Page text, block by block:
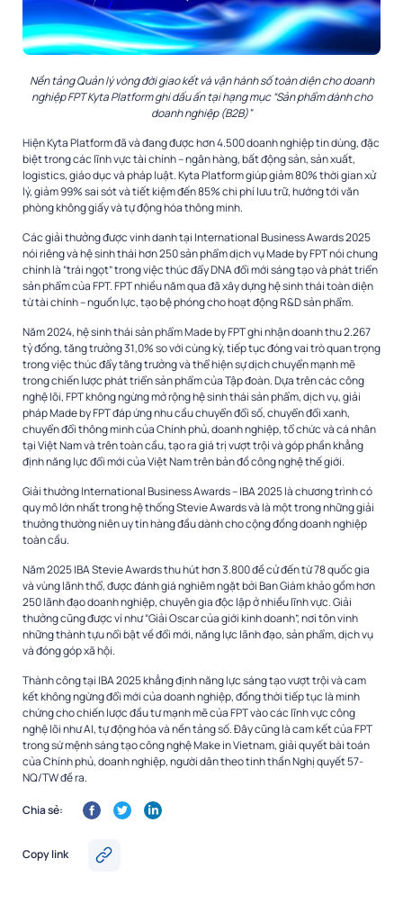
Nền tảng Quản lý vòng đời giao kết và vận hành số toàn diện cho doanh
nghiệp FPT Kyta Platform ghi dấu ấn tại hạng mục “Sản phẩm dành cho
doanh nghiệp (B2B)”
Hiện Kyta Platform đã và đang được hơn 4.500 doanh nghiệp tin dùng, đặc
biệt trong các lĩnh vực tài chính – ngân hàng, bất động sản, sản xuất,
logistics, giáo dục và pháp luật. Kyta Platform giúp giảm 80% thời gian xử
lý, giảm 99% sai sót và tiết kiệm đến 85% chi phí lưu trữ, hướng tới văn
phòng không giấy và tự động hóa thông minh.
Các giải thưởng được vinh danh tại International Business Awards 2025
nói riêng và hệ sinh thái hơn 250 sản phẩm dịch vụ Made by FPT nói chung
chính là “trái ngọt” trong việc thúc đẩy DNA đổi mới sáng tạo và phát triển
sản phẩm của FPT. FPT nhiều năm qua đã xây dựng hệ sinh thái toàn diện
từ tài chính – nguồn lực, tạo bệ phóng cho hoạt động R&D sản phẩm.
Năm 2024, hệ sinh thái sản phẩm Made by FPT ghi nhận doanh thu 2.267
tỷ đồng, tăng trưởng 31,0% so với cùng kỳ, tiếp tục đóng vai trò quan trọng
trong việc thúc đẩy tăng trưởng và thể hiện sự dịch chuyển mạnh mẽ
trong chiến lược phát triển sản phẩm của Tập đoàn. Dựa trên các công
nghệ lõi, FPT không ngừng mở rộng hệ sinh thái sản phẩm, dịch vụ, giải
pháp Made by FPT đáp ứng nhu cầu chuyển đổi số, chuyển đổi xanh,
chuyển đổi thông minh của Chính phủ, doanh nghiệp, tổ chức và cá nhân
tại Việt Nam và trên toàn cầu, tạo ra giá trị vượt trội và góp phần khẳng
định năng lực đổi mới của Việt Nam trên bản đồ công nghệ thế giới.
Giải thưởng International Business Awards – IBA 2025 là chương trình có
quy mô lớn nhất trong hệ thống Stevie Awards và là một trong những giải
thưởng thường niên uy tín hàng đầu dành cho cộng đồng doanh nghiệp
toàn cầu.
Năm 2025 IBA Stevie Awards thu hút hơn 3.800 đề cử đến từ 78 quốc gia
và vùng lãnh thổ, được đánh giá nghiêm ngặt bởi Ban Giám khảo gồm hơn
250 lãnh đạo doanh nghiệp, chuyên gia độc lập ở nhiều lĩnh vực. Giải
thưởng cũng được ví như “Giải Oscar của giới kinh doanh”, nơi tôn vinh
những thành tựu nổi bật về đổi mới, năng lực lãnh đạo, sản phẩm, dịch vụ
và đóng góp xã hội.
Thành công tại IBA 2025 khẳng định năng lực sáng tạo vượt trội và cam
kết không ngừng đổi mới của doanh nghiệp, đồng thời tiếp tục là minh
chứng cho chiến lược đầu tư mạnh mẽ của FPT vào các lĩnh vực công
nghệ lõi như AI, tự động hóa và nền tảng số. Đây cũng là cam kết của FPT
trong sứ mệnh sáng tạo công nghệ Make in Vietnam, giải quyết bài toán
của Chính phủ, doanh nghiệp, người dân theo tinh thần Nghị quyết 57-
NQ/TW đề ra.
Chia sẻ:
Copy link